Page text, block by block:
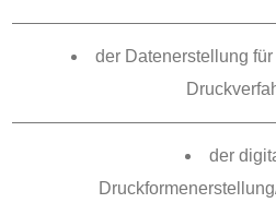
der Datenerstellung
der